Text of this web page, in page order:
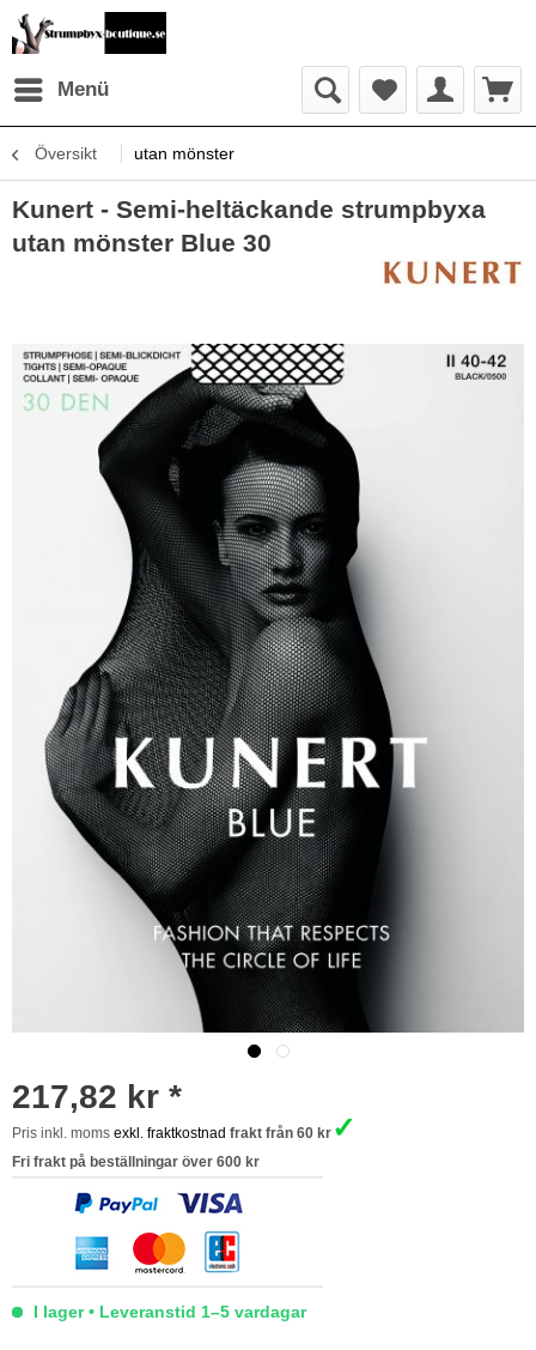
Menü
Översikt utan mönster
Kunert - Semi-heltäckande strumpbyxa
utan mönster Blue 30
217,82 kr *
Pris inkl. moms exkl. fraktkostnad frakt från 60 kr ✓
Fri frakt på beställningar över 600 kr
I lager • Leveranstid 1–5 vardagar